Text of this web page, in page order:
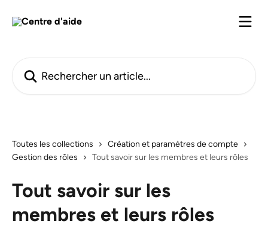
Toutes les collections
Création et paramètres de compte
Gestion des rôles
Tout savoir sur les membres et leurs rôles
Tout savoir sur les
membres et leurs rôles